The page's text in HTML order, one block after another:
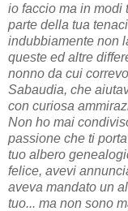
io faccio ma in modi
parte della tua
indubbiamente non
queste ed altre
nonno da cui
Sabaudia, che
con curiosa
Non ho mai
passione che ti
tuo albero
felice, avevi
aveva mandato un
tuo... ma non sono